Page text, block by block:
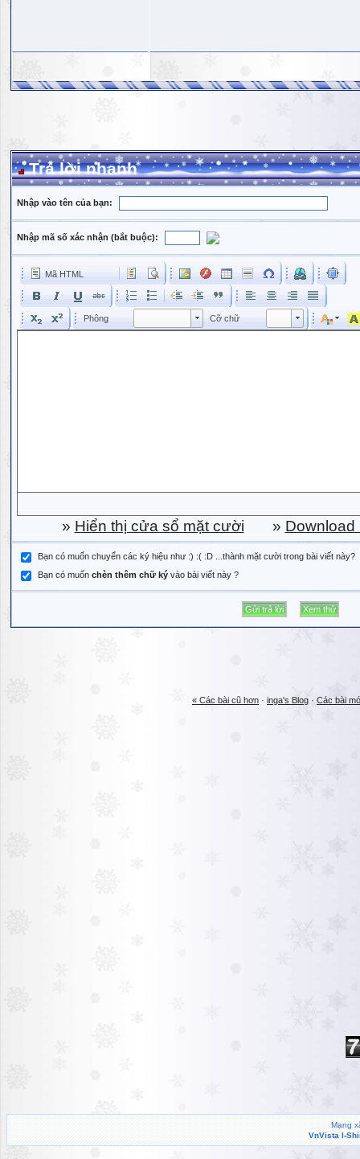
Trả lời nhanh
Nhập vào tên của bạn:
Nhập mã số xác nhận (bắt buộc):
Mã HTML
Phông Phông Cỡ chữ Kích cỡ phông
» Hiển thị cửa sổ mặt cười » Download
Bạn có muốn chuyển các ký hiệu như :) :( :D ...thành mặt cười trong bài viết này?
Bạn có muốn chèn thêm chữ ký vào bài viết này ?
« Các bài cũ hơn · inga's Blog · Các bài
Mạng
VnVista I-